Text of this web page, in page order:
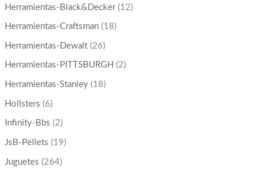
Herramientas-Black&Decker (12)
Herramientas-Craftsman (18)
Herramientas-Dewalt (26)
Herramientas-PITTSBURGH (2)
Herramientas-Stanley (18)
Hollsters (6)
Infinity-Bbs (2)
JsB-Pellets (19)
Juguetes (264)